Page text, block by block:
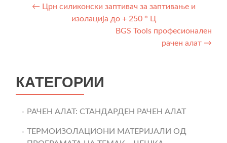
Post
navigation
← Црн силиконски заптивач за заптивање и
изолација до + 250 ° Ц
BGS Tools професионален
рачен алат →
КАТЕГОРИИ
РАЧЕН АЛАТ: СТАНДАРДЕН РАЧЕН АЛАТ
ТЕРМОИЗОЛАЦИОНИ МАТЕРИЈАЛИ ОД